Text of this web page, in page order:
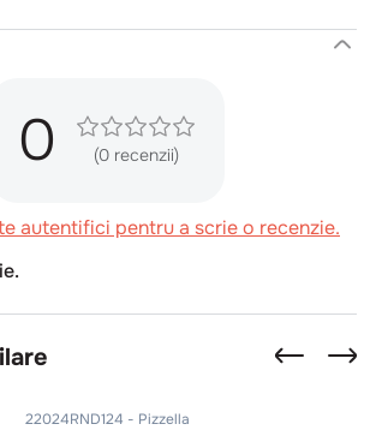
0 (0 recenzii)
autentifici pentru a scrie o recenzie.
22024RND124 Pizzella